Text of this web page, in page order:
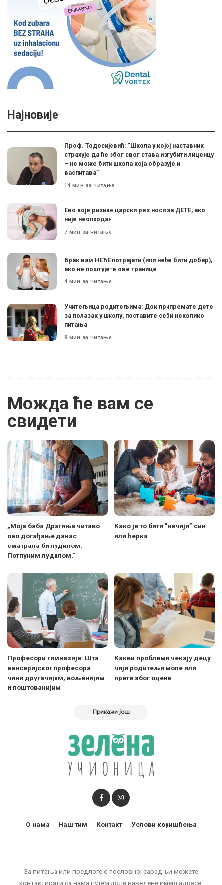
Најновије
Проф. Тодосијевић: ”Школа у којој наставник
страхује да ће због свог става изгубити лиценцу
– не може бити школа која образује и
васпитава”
14 мин за читање
Ево које ризике царски рез носи за ДЕТЕ, ако
није неопходан
7 мин за читање
Брак вам НЕЋЕ потрајати (или неће бити добар),
ако не поштујете ове границе
4 мин за читање
Учитељица родитељима: Док припремате дете
за полазак у школу, поставите себи неколико
питања
8 мин за читање
Можда ће вам се
свидети
„Моја баба Драгиња читаво
ово догађање данас
сматрала би лудилом.
Потпуним лудилом.”
Како је то бити ”нечији” син
или ћерка
Професори гимназије: Шта
вансеријског професора
чини другачијим, вољенијим
и поштованијим
Какви проблеми чекају децу
чији родитељи моле или
прете због оцене
Прикажи још
За питања или предлоге о пословној сарадњи можете
контактирати са нама путем доле наведене имејл адресе:
О нама Наш тим Контакт Услови коришћења